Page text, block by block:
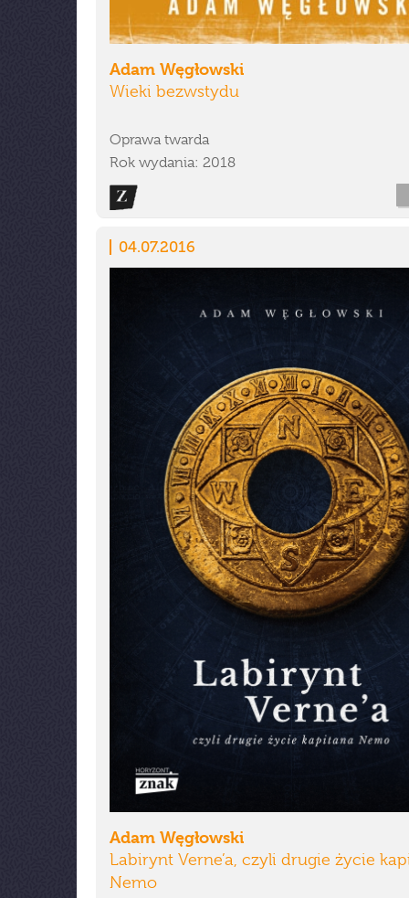
Adam Węgłowski
Wieki bezwstydu
Oprawa twarda
Rok wydania: 2018
04.07.2016
Adam Węgłowski
Labirynt Verne’a, czyli drugie życie
Nemo